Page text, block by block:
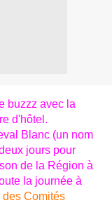
buzzz avec la
d'hôtel.
Blanc (un nom
jours pour
de la Région à
la journée à
des Comités